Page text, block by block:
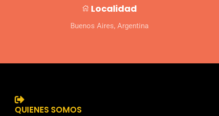
Localidad
Buenos Aires, Argentina
QUIENES SOMOS